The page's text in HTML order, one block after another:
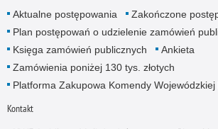
Aktualne postępowania
Zakończone
Plan postępowań o udzielenie zamówień
Księga zamówień publicznych
Ankieta
Zamówienia poniżej 130 tys. złotych
Platforma Zakupowa Komendy Wojewódzkiej
Kontakt